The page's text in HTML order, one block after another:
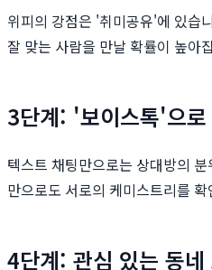
위피의 강점은 '취미공유'에 있습
잘 맞는 사람을 만날 확률이 높아
3단계: '보이스톡'으로
텍스트 채팅만으로는 상대방의
만으로도 서로의 케미스트리를
4단계: 관심 있는 동네